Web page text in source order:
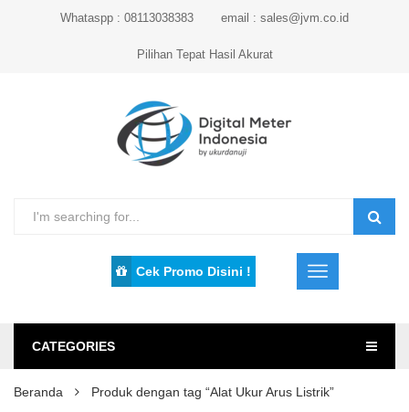
Whataspp : 08113038383 email : sales@jvm.co.id
Pilihan Tepat Hasil Akurat
Cek Promo Disini !
CATEGORIES
Beranda Produk dengan tag “Alat Ukur Arus Listrik”